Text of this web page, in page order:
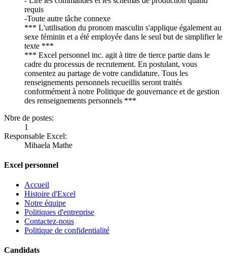
requis
-Toute autre tâche connexe
*** L'utilisation du pronom masculin s'applique également au
sexe féminin et a été employée dans le seul but de simplifier le
texte ***
*** Excel personnel inc. agit à titre de tierce partie dans le
cadre du processus de recrutement. En postulant, vous
consentez au partage de votre candidature. Tous les
renseignements personnels recueillis seront traités
conformément à notre Politique de gouvernance et de gestion
des renseignements personnels ***
Nbre de postes:
1
Responsable Excel:
Mihaela Mathe
Excel personnel
Accueil
Histoire d'Excel
Notre équipe
Politiques d'entreprise
Contactez-nous
Politique de confidentialité
Candidats